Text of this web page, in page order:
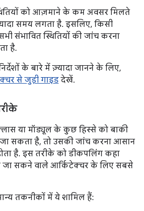
को आज़माने के कम अवसर मिलते
समय लगता है. इसलिए, किसी
संभावित स्थितियों की जांच करना
है.
के बारे में ज़्यादा जानने के लिए,
से जुड़ी गाइड देखें.
या मॉड्यूल के कुछ हिस्से को बाकी
सकता है, तो उसकी जांच करना आसान
है. इस तरीके को डीकपलिंग कहा
जा सकने वाले आर्किटेक्चर के लिए सबसे
तकनीकों में ये शामिल हैं: